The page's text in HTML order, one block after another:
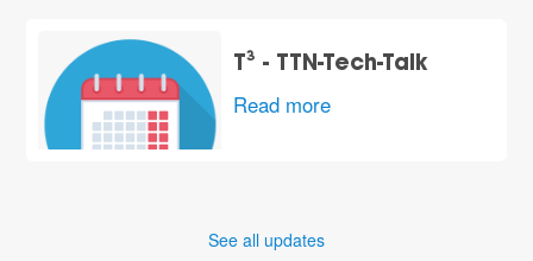
T³ - TTN-Tech-Talk
Read more
See all updates